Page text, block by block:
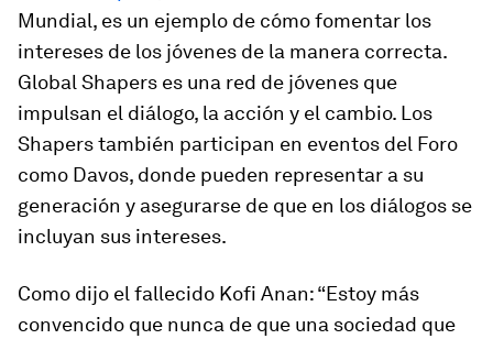
Mundial, es un ejemplo de cómo fomentar los
intereses de los jóvenes de la manera correcta.
Global Shapers es una red de jóvenes que
impulsan el diálogo, la acción y el cambio. Los
Shapers también participan en eventos del Foro
como Davos, donde pueden representar a su
generación y asegurarse de que en los diálogos se
incluyan sus intereses.
Como dijo el fallecido Kofi Anan: “Estoy más
convencido que nunca de que una sociedad que